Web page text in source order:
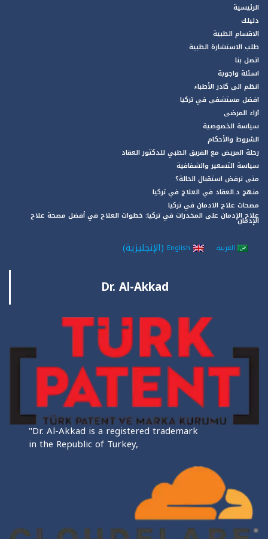
الرئيسية
دليلك
الاقسام الطبية
طلب الاستشارة الطبية
اتصل بنا
اسئلة واجوبة
انظم الى كادر الأطباء
افضل مستشفى في تركيا
آراء المرضى
سياسة الخصوصية
الشروط والأحكام
رحلة المريض مع الفريق الطبي للدكتور العقاد
سياسة التسعير والشفافية
متى نرفض استقبال الحالة؟
منهج د.العقاد في العلاج في تركيا
مصحات علاج الادمان في تركيا
علاج الإدمان على المخدرات في تركيا: خطوات العلاج في أفضل مصحة علاج
الإدمان
العربية English
(الإنجليزية)
Dr. Al-Akkad
"Dr. Al-Akkad is a registered trademark
in the Republic of Turkey,